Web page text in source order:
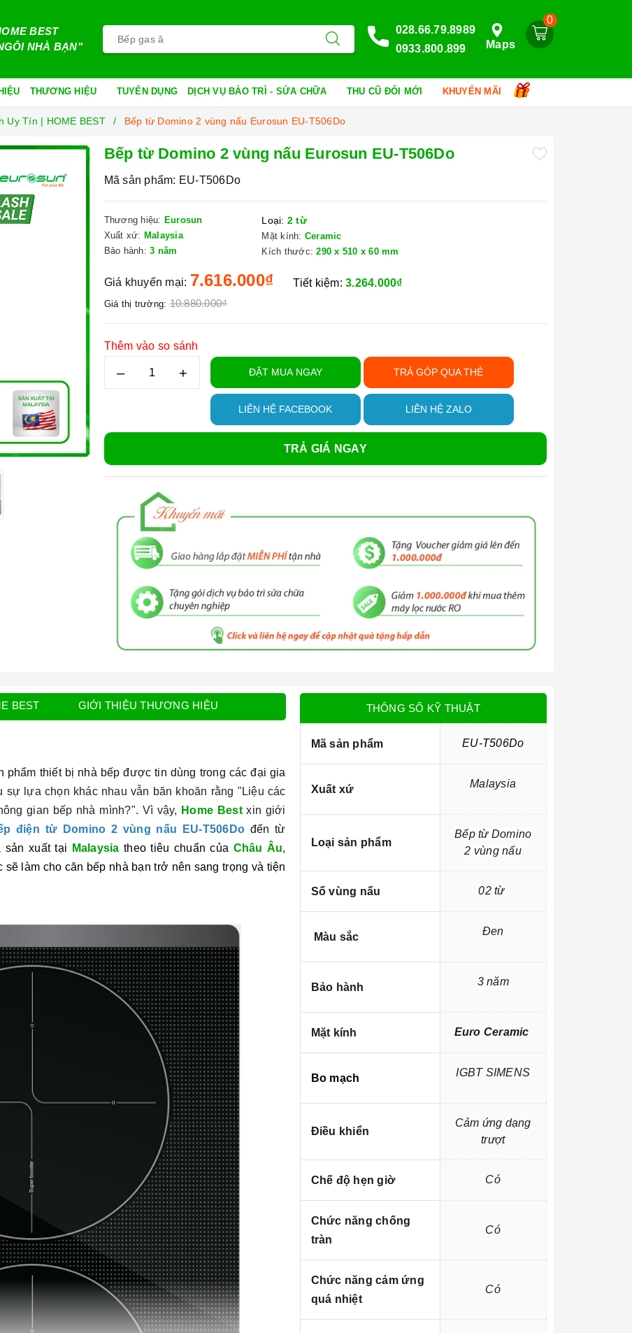
BEST
NHÀ BẠN"
0
Maps
028.66.79.8989
0933.800.899
THƯƠNG HIỆU TUYỂN DỤNG DỊCH VỤ BẢO TRÌ - SỬA CHỮA THU CŨ ĐỔI MỚI KHUYẾN MÃI
Uy Tín | HOME BEST Bếp từ Domino 2 vùng nấu Eurosun EU-T506Do
Bếp từ Domino 2 vùng nấu Eurosun EU-T506Do
Mã sản phẩm: EU-T506Do
Thương hiệu: Eurosun
Xuất xứ: Malaysia
Bảo hành: 3 năm
Loại: 2 từ
Mặt kính: Ceramic
Kích thước: 290 x 510 x 60 mm
Giá khuyến mại: 7.616.000₫
Giá thị trường: 10.880.000₫
Tiết kiệm:3.264.000₫
Thêm vào so sánh
– + ĐẶT MUA NGAY TRẢ GÓP QUA THẺ
LIÊN HỆ FACEBOOK LIÊN HỆ ZALO
TRẢ GIÁ NGAY
BEST GIỚI THIỆU THƯƠNG HIỆU
phẩm thiết bị nhà bếp được tin dùng trong các đại gia
lựa chọn khác nhau vẫn băn khoăn rằng "Liệu các
gian bếp nhà mình?". Vì vậy, Home Bestxin giới
điện từ Domino 2 vùng nấu EU-T506Do đến từ
xuất tại Malaysia theo tiêu chuẩn của Châu Âu,
làm cho căn bếp nhà bạn trở nên sang trọng và tiện
THÔNG SỐ KỸ THUẬT
Mã sản phẩm EU-T506Do
Xuất xứ Malaysia
Loại sản phẩm
Bếp từ Domino
2 vùng nấu
Số vùng nấu 02 từ
Màu sắc Đen
Bảo hành 3 năm
Mặt kính Euro Ceramic
Bo mạch IGBT SIMENS
Điều khiển
Cảm ứng dạng
trượt
Chế độ hẹn giờ Có
Chức năng chống
tràn
Có
Chức năng cảm ứng
quá nhiệt
Có